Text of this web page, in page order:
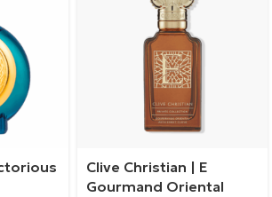
Clive Christian | E
Gourmand Oriental